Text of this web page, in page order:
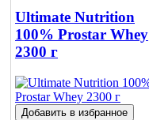
Ultimate Nutrition
100% Prostar Whey
2300 г
Добавить в избранное